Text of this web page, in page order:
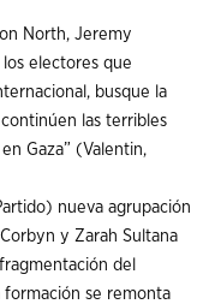
North, Jeremy
electores que
busque la
las terribles
Gaza” (Valentin,
nueva agrupación
y Zarah Sultana
del
formación se remonta